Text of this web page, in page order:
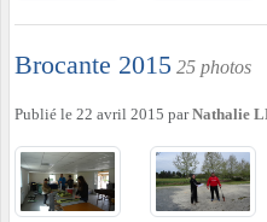
Brocante 2015 25 photos
Publié le 22 avril 2015 parNathalie